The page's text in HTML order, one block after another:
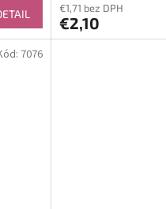
€1,71 bez DPH
€2,10
7076